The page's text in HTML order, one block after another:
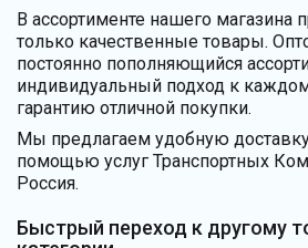
В ассортименте нашего магазина
только качественные товары.
постоянно пополняющийся
индивидуальный подход к
гарантию отличной покупки.
Мы предлагаем удобную
помощью услуг Транспортных
Россия.
Быстрый переход к другому